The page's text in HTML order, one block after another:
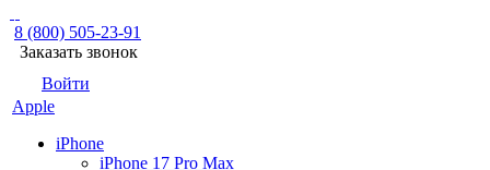
8 (800) 505-23-91
Заказать звонок
Войти
Apple
iPhone
iPhone 17 Pro Max